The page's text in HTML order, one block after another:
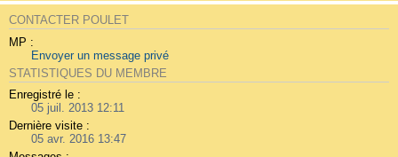
CONTACTER POULET
MP :
Envoyer un message privé
STATISTIQUES DU MEMBRE
Enregistré le :
05 juil. 2013 12:11
Dernière visite :
05 avr. 2016 13:47